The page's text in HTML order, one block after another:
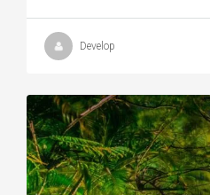
Develop